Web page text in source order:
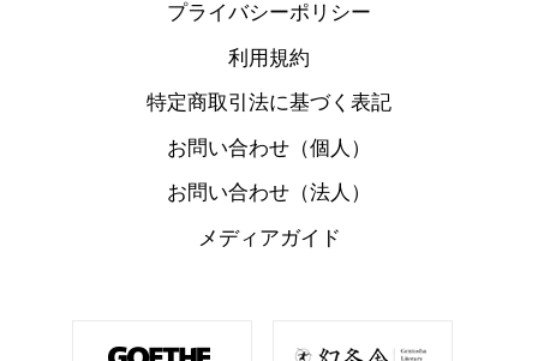
プライバシーポリシー
利用規約
特定商取引法に基づく表記
お問い合わせ（個人）
お問い合わせ（法人）
メディアガイド